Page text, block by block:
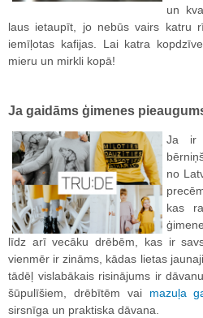
un
laus ietaupīt, jo nebūs vairs katru
iemīļotas kafijas. Lai katra
mieru un mirkli kopā!
Ja gaidāms ģimenes
Ja ir
no
kas
līdz arī vecāku drēbēm, kas ir
vienmēr ir zināms, kādas lietas
tādēļ vislabākais risinājums ir
šūpulīšiem, drēbītēm vai mazuļa
sirsnīga un praktiska dāvana.